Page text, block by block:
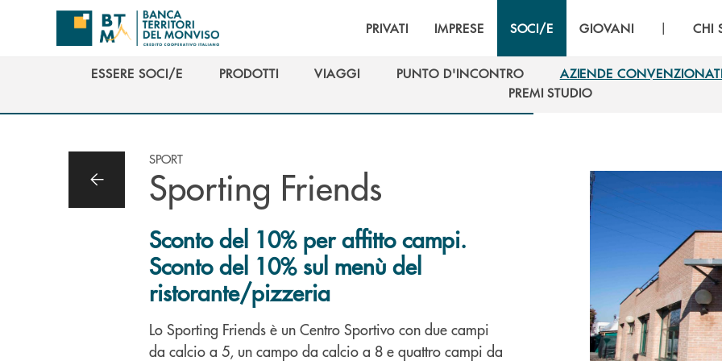
Salta al contenuto principale
PRIVATI IMPRESE SOCI/E GIOVANI | CHI
ESSERE SOCI/E
PRODOTTI
VIAGGI
PUNTO D'INCONTRO
PUNTO D'INCONTRO
AZIENDE
AZIENDE CONVENZIONATE
PREMI STUDIO
PREMI STUDIO
SPORT
Sporting Friends
Sconto del 10% per affitto campi.
Sconto del 10% sul menù del
ristorante/pizzeria
Lo Sporting Friends è un Centro Sportivo con due campi
da calcio a 5, un campo da calcio a 8 e quattro campi da